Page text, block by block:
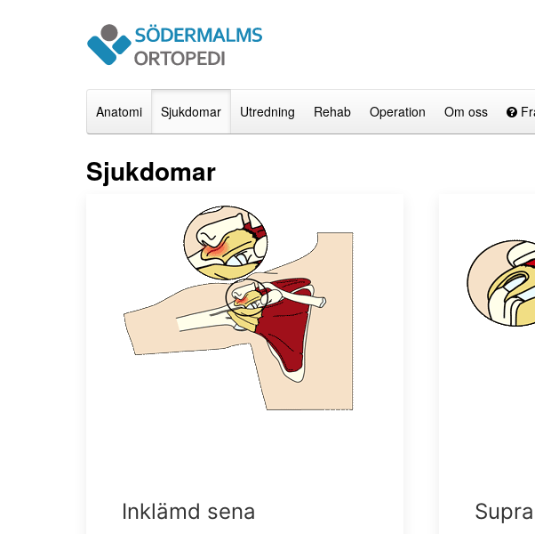
Anatomi Sjukdomar Utredning Rehab Operation Om oss
Sjukdomar
Inklämd sena